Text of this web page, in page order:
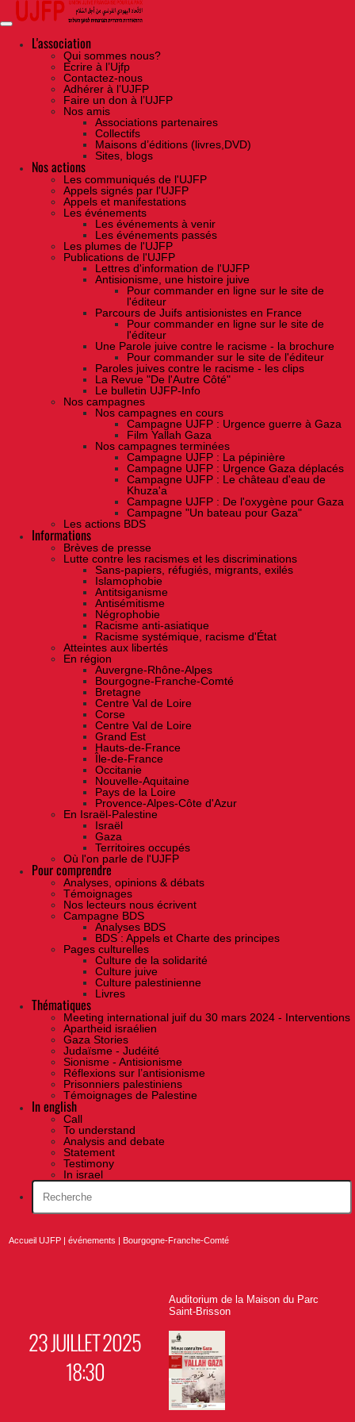
Skip
the
contentL'association
Qui sommes nous?
Ecrire à l’Ujfp
Contactez-nous
Adhérer à l’UJFP
Faire un don à l’UJFP
Nos amis
Associations partenaires
Collectifs
Maisons d’éditions (livres,DVD)
Sites, blogs
Nos actions
Les communiqués de l'UJFP
Appels signés par l'UJFP
Appels et manifestations
Les événements
Les événements à venir
Les événements passés
Les plumes de l'UJFP
Publications de l'UJFP
Lettres d'information de l'UJFP
Antisionisme, une histoire juive
Pour commander en ligne sur le site de
l'éditeur
Parcours de Juifs antisionistes en France
Pour commander en ligne sur le site de
l'éditeur
Une Parole juive contre le racisme - la brochure
Pour commander sur le site de l'éditeur
Paroles juives contre le racisme - les clips
La Revue "De l'Autre Côté"
Le bulletin UJFP-Info
Nos campagnes
Nos campagnes en cours
Campagne UJFP : Urgence guerre à Gaza
Film Yallah Gaza
Nos campagnes terminées
Campagne UJFP : La pépinière
Campagne UJFP : Urgence Gaza déplacés
Campagne UJFP : Le château d'eau de
Khuza'a
Campagne UJFP : De l'oxygène pour Gaza
Campagne "Un bateau pour Gaza"
Les actions BDS
Informations
Brèves de presse
Lutte contre les racismes et les discriminations
Sans-papiers, réfugiés, migrants, exilés
Islamophobie
Antitsiganisme
Antisémitisme
Négrophobie
Racisme anti-asiatique
Racisme systémique, racisme d'État
Atteintes aux libertés
En région
Auvergne-Rhône-Alpes
Bourgogne-Franche-Comté
Bretagne
Centre Val de Loire
Corse
Centre Val de Loire
Grand Est
Hauts-de-France
Île-de-France
Occitanie
Nouvelle-Aquitaine
Pays de la Loire
Provence-Alpes-Côte d'Azur
En Israël-Palestine
Israël
Gaza
Territoires occupés
Où l'on parle de l'UJFP
Pour comprendre
Analyses, opinions & débats
Témoignages
Nos lecteurs nous écrivent
Campagne BDS
Analyses BDS
BDS : Appels et Charte des principes
Pages culturelles
Culture de la solidarité
Culture juive
Culture palestinienne
Livres
Thématiques
Meeting international juif du 30 mars 2024 - Interventions
Apartheid israélien
Gaza Stories
Judaïsme - Judéité
Sionisme - Antisionisme
Réflexions sur l’antisionisme
Prisonniers palestiniens
Témoignages de Palestine
In english
Call
To understand
Analysis and debate
Statement
Testimony
In israel
Accueil UJFP |événements Bourgogne-Franche-Comté
23 JUILLET 2025
18:30
Auditorium de la Maison du Parc
Saint-Brisson